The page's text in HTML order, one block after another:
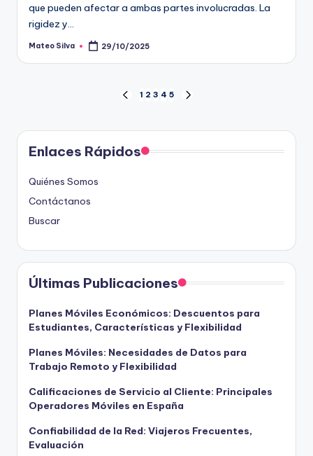
que pueden afectar a ambas partes involucradas. La
rigidez y…
Posted
Mateo Silva 29/10/2025
pagination
PREVIOUS
1 2 3 4 5
Enlaces Rápidos
Quiénes Somos
Contáctanos
Buscar
Últimas Publicaciones
Planes Móviles Económicos: Descuentos para
Estudiantes, Características y Flexibilidad
Planes Móviles: Necesidades de Datos para
Trabajo Remoto y Flexibilidad
Calificaciones de Servicio al Cliente: Principales
Operadores Móviles en España
Confiabilidad de la Red: Viajeros Frecuentes,
Evaluación